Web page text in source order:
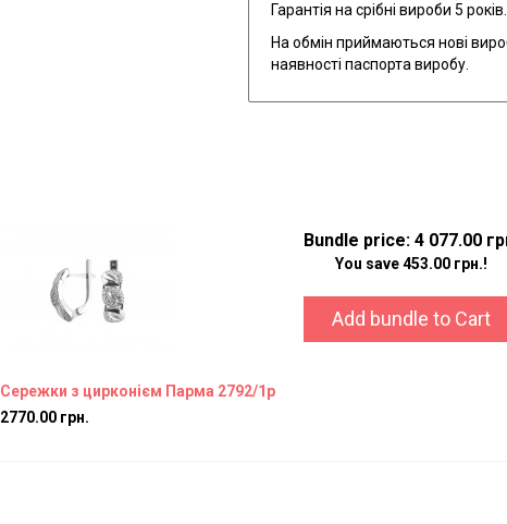
Гарантія на срібні вироби 5 років.
На обмін приймаються нові
наявності паспорта виробу.
Сережки з цирконієм Парма 2792/1р
2770.00 грн.
Bundle price: 4 077.00
You save 453.00 грн.!
Add bundle to Cart